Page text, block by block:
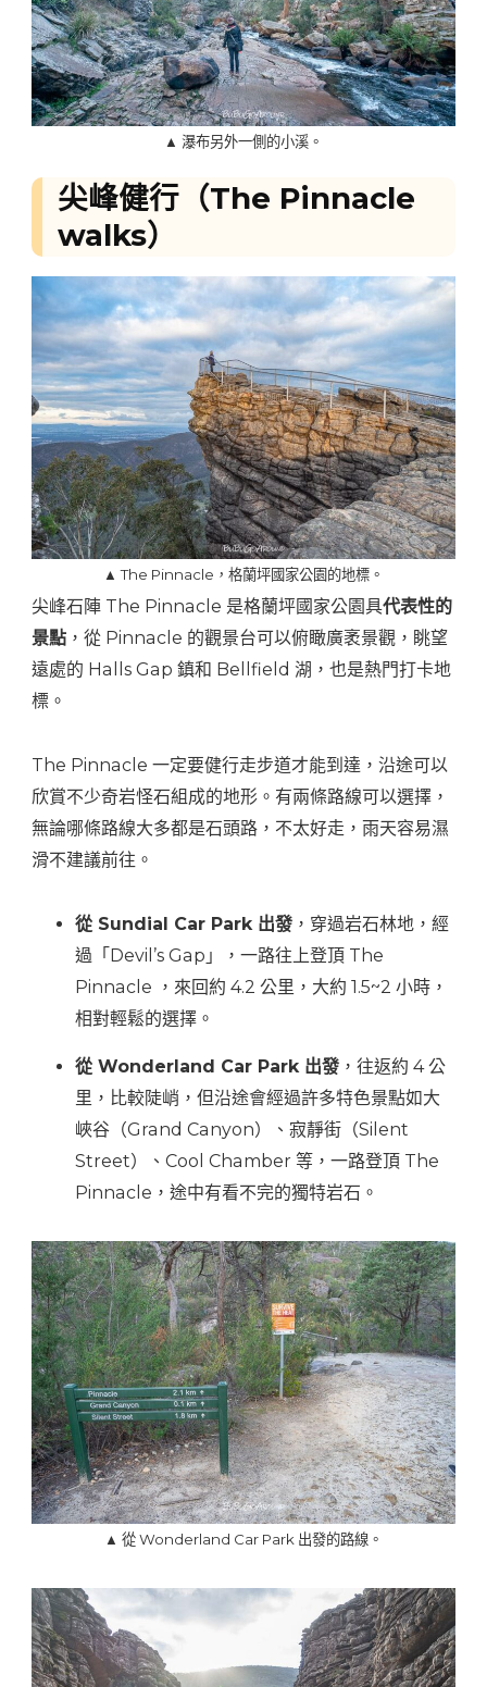
▲ 瀑布另外一側的小溪。
尖峰健行（The Pinnacle
walks）
▲ The Pinnacle，格蘭坪國家公園的地標。
尖峰石陣 The Pinnacle 是格蘭坪國家公園具代表性的
景點 ，從 Pinnacle 的觀景台可以俯瞰廣袤景觀，眺望
遠處的 Halls Gap 鎮和 Bellfield 湖，也是熱門打卡地
標。
The Pinnacle 一定要健行走步道才能到達，沿途可以
欣賞不少奇岩怪石組成的地形。有兩條路線可以選擇，
無論哪條路線大多都是石頭路，不太好走，雨天容易濕
滑不建議前往。
從 Sundial Car Park 出發 ，穿過岩石林地，經
過「Devil’s Gap」，一路往上登頂 The
Pinnacle ，來回約 4.2 公里，大約 1.5~2 小時，
相對輕鬆的選擇。
從 Wonderland Car Park 出發 ，往返約 4 公
里，比較陡峭，但沿途會經過許多特色景點如大
峽谷（Grand Canyon）、寂靜街（Silent
Street）、Cool Chamber 等，一路登頂 The
Pinnacle，途中有看不完的獨特岩石。
▲ 從 Wonderland Car Park 出發的路線。